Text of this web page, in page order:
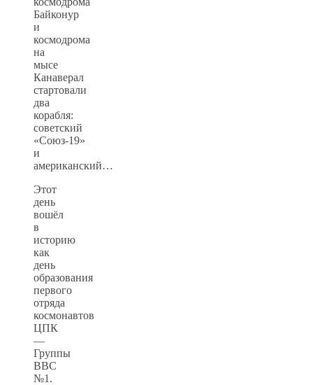
Байконур
и
космодрома
на
мысе
Канаверал
стартовали
два
корабля:
советский
«Союз-19»
и
американский…
Этот
день
вошёл
в
историю
как
день
образования
первого
отряда
космонавтов
ЦПК
—
Группы
ВВС
№1.